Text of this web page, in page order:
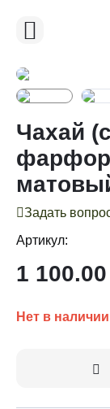
Чахай
Задать
Артикул:
1 100.00
Нет в наличии